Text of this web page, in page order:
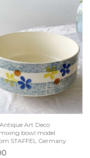
Art Deco
bowl model
STAFFEL Germany